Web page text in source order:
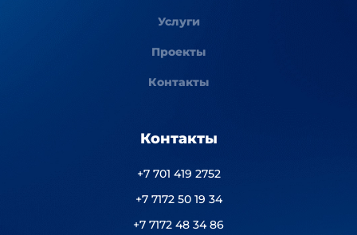
Услуги
Проекты
Контакты
Контакты
+7 701 419 2752
+7 7172 50 19 34
+7 7172 48 34 86